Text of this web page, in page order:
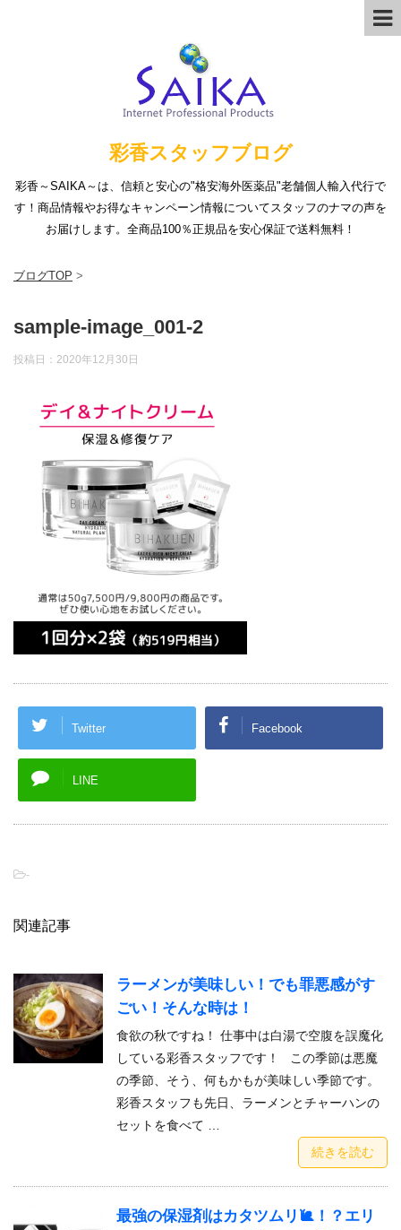
彩香スタッフブログ
彩香～SAIKA～は、信頼と安心の"格安海外医薬品"老舗個人輸入代行で
す！商品情報やお得なキャンペーン情報についてスタッフのナマの声を
お届けします。全商品100％正規品を安心保証で送料無料！
ブログTOP >
sample-image_001-2
投稿日： 2020年12月30日
Twitter Facebook
LINE
-
関連記事
ラーメンが美味しい！でも罪悪感がす
ごい！そんな時は！
食欲の秋ですね！ 仕事中は白湯で空腹を誤魔化
している彩香スタッフです！ この季節は悪魔
の季節、そう、何もかもが美味しい季節です。
彩香スタッフも先日、ラーメンとチャーハンの
セットを食べて …
続きを読む
最強の保湿剤はカタツムリ🐌！？エリ